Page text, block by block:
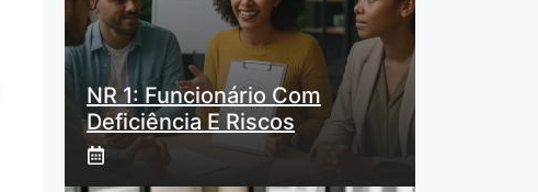
NR 1: Funcionário Com
Deficiência E Riscos